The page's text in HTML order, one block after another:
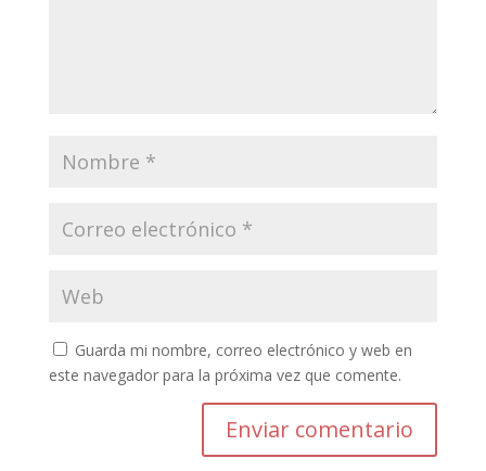
Guarda mi nombre, correo electrónico y web en
este navegador para la próxima vez que comente.